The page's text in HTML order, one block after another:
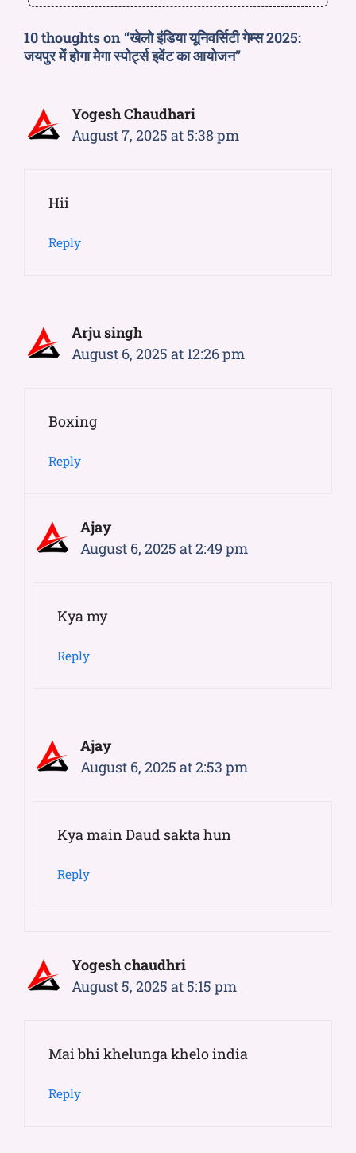
10 thoughts on “खेलो इंडिया यूनिवर्सिटी गेम्स 2025:
जयपुर में होगा मेगा स्पोर्ट्स इवेंट का आयोजन”
Yogesh Chaudhari
August 7, 2025 at 5:38 pm
Hii
Reply
Arju singh
August 6, 2025 at 12:26 pm
Boxing
Reply
Ajay
August 6, 2025 at 2:49 pm
Kya my
Reply
Ajay
August 6, 2025 at 2:53 pm
Kya main Daud sakta hun
Reply
Yogesh chaudhri
August 5, 2025 at 5:15 pm
Mai bhi khelunga khelo india
Reply